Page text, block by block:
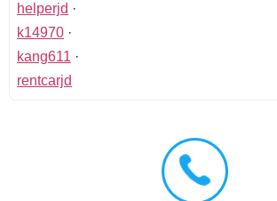
helperjd ·
k14970 ·
kang611 ·
rentcarjd